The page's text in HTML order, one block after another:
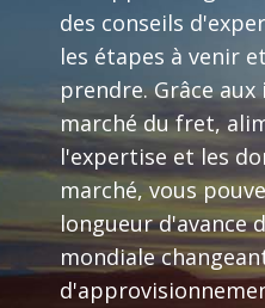
des conseils
les étapes à venir
prendre. Grâce
marché du fret,
l'expertise et les
marché, vous
longueur d'avance
mondiale